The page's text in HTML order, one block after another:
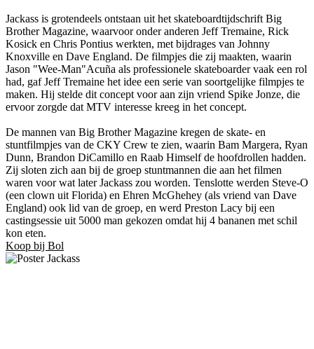
Jackass is grotendeels ontstaan uit het skateboardtijdschrift Big
Brother Magazine, waarvoor onder anderen Jeff Tremaine, Rick
Kosick en Chris Pontius werkten, met bijdrages van Johnny
Knoxville en Dave England. De filmpjes die zij maakten, waarin
Jason "Wee-Man"Acuña als professionele skateboarder vaak een rol
had, gaf Jeff Tremaine het idee een serie van soortgelijke filmpjes te
maken. Hij stelde dit concept voor aan zijn vriend Spike Jonze, die
ervoor zorgde dat MTV interesse kreeg in het concept.
De mannen van Big Brother Magazine kregen de skate- en
stuntfilmpjes van de CKY Crew te zien, waarin Bam Margera, Ryan
Dunn, Brandon DiCamillo en Raab Himself de hoofdrollen hadden.
Zij sloten zich aan bij de groep stuntmannen die aan het filmen
waren voor wat later Jackass zou worden. Tenslotte werden Steve-O
(een clown uit Florida) en Ehren McGhehey (als vriend van Dave
England) ook lid van de groep, en werd Preston Lacy bij een
castingsessie uit 5000 man gekozen omdat hij 4 bananen met schil
kon eten.
Koop bij Bol